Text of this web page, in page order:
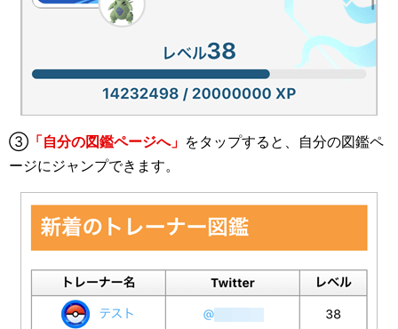
③ 「自分の図鑑ページへ」 をタップすると、自分の図鑑ペ
ージにジャンプできます。